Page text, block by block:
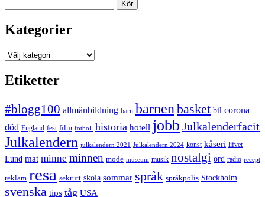
Kategorier
Kategorier
Etiketter
#blogg100 allmänbildning barn barnen basket bil corona
död England fest film fotboll historia hotell jobb Julkalenderfacit
Julkalendern julkalendern 2021 Julkalendern 2024 konst kåseri lifvet
Lund mat minne minnen mode museum musik nostalgi ord radio recept
reklam resa sekrutt skola sommar språk språkpolis Stockholm
svenska tips tåg USA